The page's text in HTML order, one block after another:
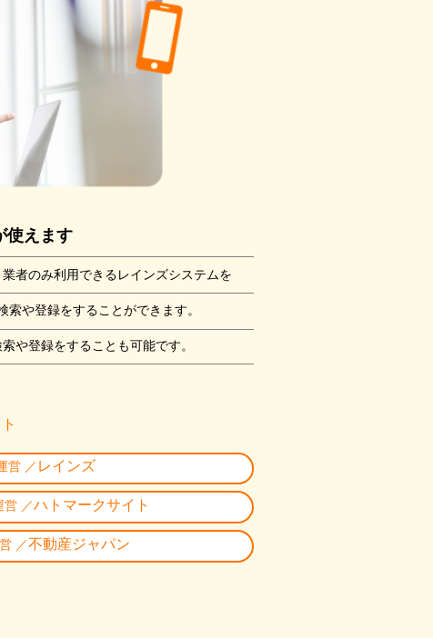
使えます
者のみ利用できるレインズシステムを
や登録をすることができます。
や登録をすることも可能です。
営 ／ レインズ
営 ／ハトマークサイト
／不動産ジャパン